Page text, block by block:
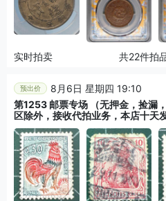
实时拍卖 共22件拍
预出价
8月6日 星期四 19:10
第1253 邮票专场 （无押金，捡漏
区除外，接收代拍业务，本店十天